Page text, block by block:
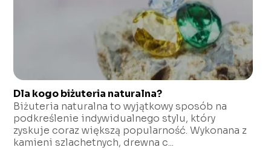
Dla kogo biżuteria naturalna?
Biżuteria naturalna to wyjątkowy sposób na
podkreślenie indywidualnego stylu, który
zyskuje coraz większą popularność. Wykonana z
kamieni szlachetnych, drewna c...